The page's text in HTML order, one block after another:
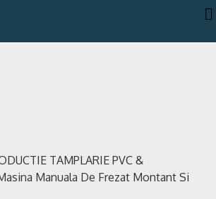
TAMPLARIE PVC &
Manuala De Frezat Montant Si